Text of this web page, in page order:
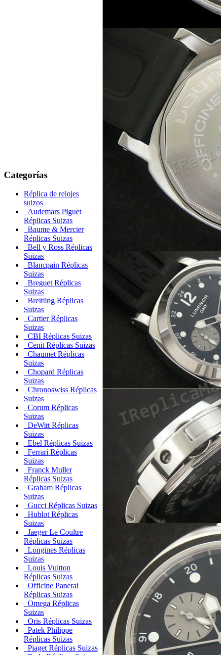
Categorías
Réplica de relojes
suizos
Audemars Piguet
Réplicas Suizas
Baume & Mercier
Réplicas Suizas
Bell y Ross Réplicas
Suizas
Blancpain Réplicas
Suizas
Breguet Réplicas
Suizas
Breitling Réplicas
Suizas
Cartier Réplicas
Suizas
CBI Réplicas Suizas
Cenit Réplicas Suizas
Chaumet Réplicas
Suizas
Chopard Réplicas
Suizas
Chronoswiss Réplicas
Suizas
Corum Réplicas
Suizas
DeWitt Réplicas
Suizas
Ebel Réplicas Suizas
Ferrari Réplicas
Suizas
Franck Muller
Réplicas Suizas
Graham Réplicas
Suizas
Gucci Réplicas Suizas
Hublot Réplicas
Suizas
Jaeger Le Coultre
Réplicas Suizas
Longines Réplicas
Suizas
Louis Vuitton
Réplicas Suizas
Officine Panerai
Réplicas Suizas
Omega Réplicas
Suizas
Oris Réplicas Suizas
Patek Philippe
Réplicas Suizas
Piaget Réplicas Suizas